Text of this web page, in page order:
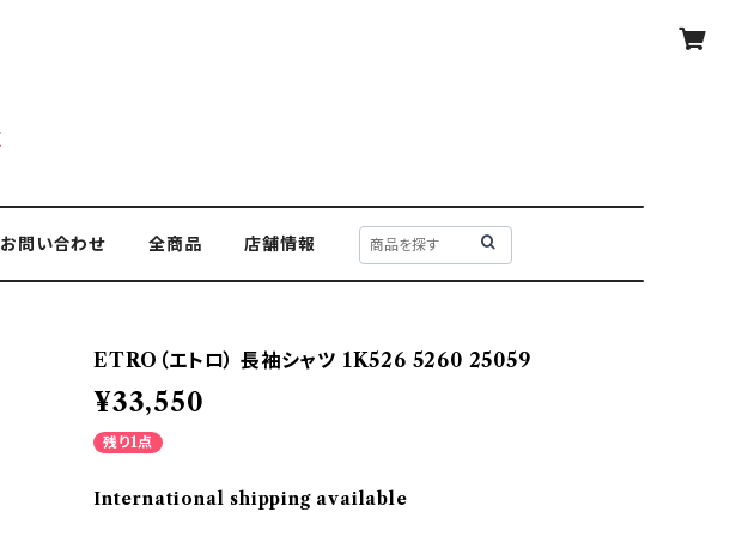
お問い合わせ 全商品 店舗情報
ETRO（エトロ） 長袖シャツ 1K526 5260 25059
¥33,550
残り1点
International shipping available